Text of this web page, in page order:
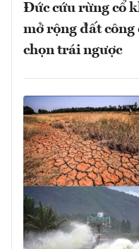
Đức cứu rừng cổ
mở rộng đất
chọn trái ngược